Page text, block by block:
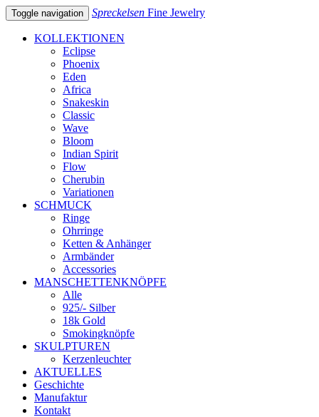
Toggle navigation Spreckelsen Fine Jewelry
KOLLEKTIONEN
Eclipse
Phoenix
Eden
Africa
Snakeskin
Classic
Wave
Bloom
Indian Spirit
Flow
Cherubin
Variationen
SCHMUCK
Ringe
Ohrringe
Ketten & Anhänger
Armbänder
Accessories
MANSCHETTENKNÖPFE
Alle
925/- Silber
18k Gold
Smokingknöpfe
SKULPTUREN
Kerzenleuchter
AKTUELLES
Geschichte
Manufaktur
Kontakt